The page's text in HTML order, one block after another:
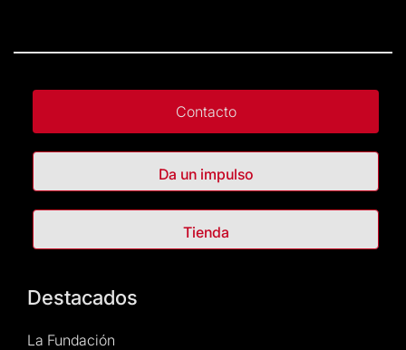
Contacto
Da un impulso
Tienda
Destacados
La Fundación